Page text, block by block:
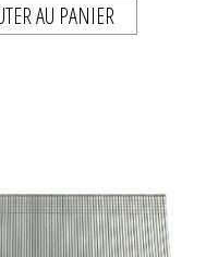
AU PANIER